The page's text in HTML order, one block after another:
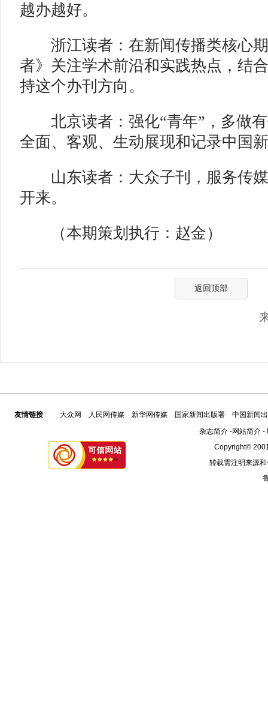
越办越好。
浙江读者：在新闻传播类核心期
者》关注学术前沿和实践热点，结
持这个办刊方向。
北京读者：强化“青年”，多做有
全面、客观、生动展现和记录中国
山东读者：大众子刊，服务传媒
开来。
（本期策划执行：赵金）
返回顶部
友情链接 大众网 人民网传媒 新华网传媒 国家新闻出版署
中国新闻
杂志简介-网站简介-
Copyright©
转载需注明来源